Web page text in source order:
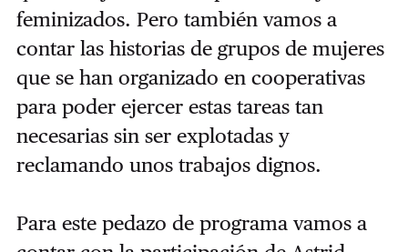
feminizados. Pero también vamos a
contar las historias de grupos de mujeres
que se han organizado en cooperativas
para poder ejercer estas tareas tan
necesarias sin ser explotadas y
reclamando unos trabajos dignos.
Para este pedazo de programa vamos a